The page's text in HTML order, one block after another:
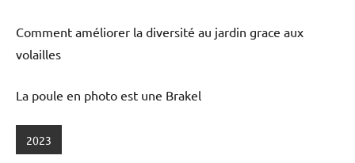
Comment améliorer la diversité au jardin grace aux
volailles
La poule en photo est une Brakel
2023